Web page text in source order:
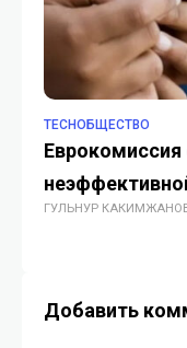
TECHОБЩЕСТВО
Еврокомиссия
ГУЛЬНУР
Добавить